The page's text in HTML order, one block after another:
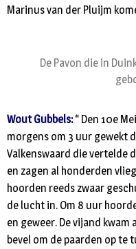
Marinus van der Pluijm
De Pavon die in
Wout Gubbels:“ Den 10e
morgens om 3 uur gewekt
Valkenswaard die vertelde
en zagen al honderden
hoorden reeds zwaar
de lucht in. Om 8 uur
en geweer. De vijand
bevel om de paarden op